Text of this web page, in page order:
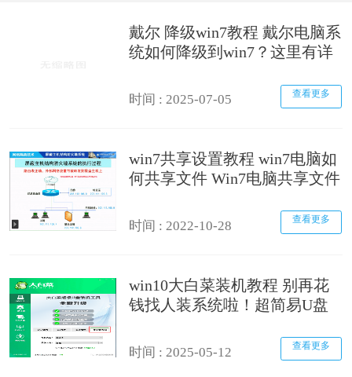
戴尔 降级win7教程 戴尔电脑系
统如何降级到win7？这里有详
时间 : 2025-07-05 查看更多
win7共享设置教程 win7电脑如
何共享文件 Win7电脑共享文件
时间 : 2022-10-28 查看更多
win10大白菜装机教程 别再花
钱找人装系统啦！超简易U盘
时间 : 2025-05-12 查看更多